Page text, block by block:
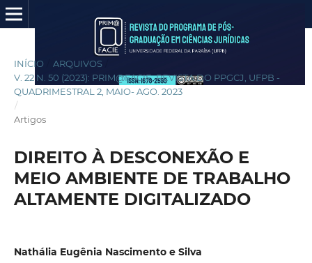
INÍCIO ARQUIVOS
V. 22 N. 50 (2023): PRIM@FACIE, REVISTA DO PPGCJ, UFPB -
QUADRIMESTRAL 2, MAIO- AGO. 2023
/
Artigos
DIREITO À DESCONEXÃO E
MEIO AMBIENTE DE TRABALHO
ALTAMENTE DIGITALIZADO
Nathália Eugênia Nascimento e Silva